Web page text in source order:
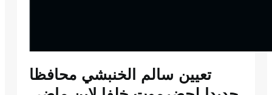
تعيين سالم الخنبشي محافظا